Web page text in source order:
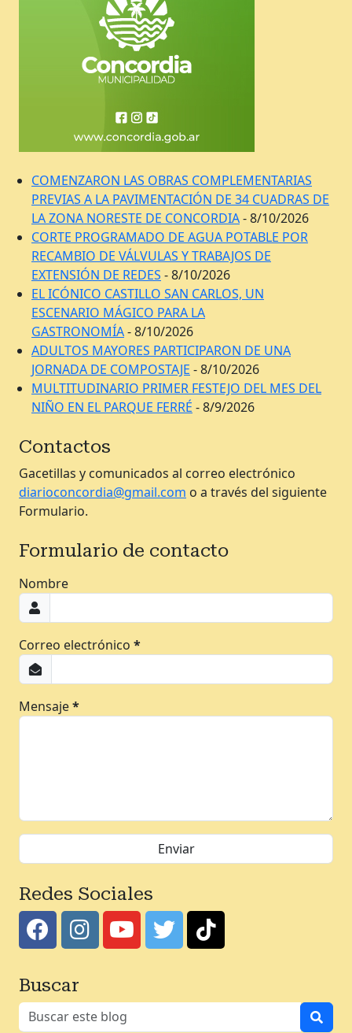
COMENZARON LAS OBRAS COMPLEMENTARIAS
PREVIAS A LA PAVIMENTACIÓN DE 34 CUADRAS DE
LA ZONA NORESTE DE CONCORDIA- 8/10/2026
CORTE PROGRAMADO DE AGUA POTABLE POR
RECAMBIO DE VÁLVULAS Y TRABAJOS DE
EXTENSIÓN DE REDES - 8/10/2026
EL ICÓNICO CASTILLO SAN CARLOS, UN
ESCENARIO MÁGICO PARA LA
GASTRONOMÍA- 8/10/2026
ADULTOS MAYORES PARTICIPARON DE UNA
JORNADA DE COMPOSTAJE - 8/10/2026
MULTITUDINARIO PRIMER FESTEJO DEL MES DEL
NIÑO EN EL PARQUE FERRÉ - 8/9/2026
Contactos
Gacetillas y comunicados al correo electrónico
diarioconcordia@gmail.com o a través del siguiente
Formulario.
Formulario de contacto
Nombre
Correo electrónico *
Mensaje*
Redes Sociales
Buscar